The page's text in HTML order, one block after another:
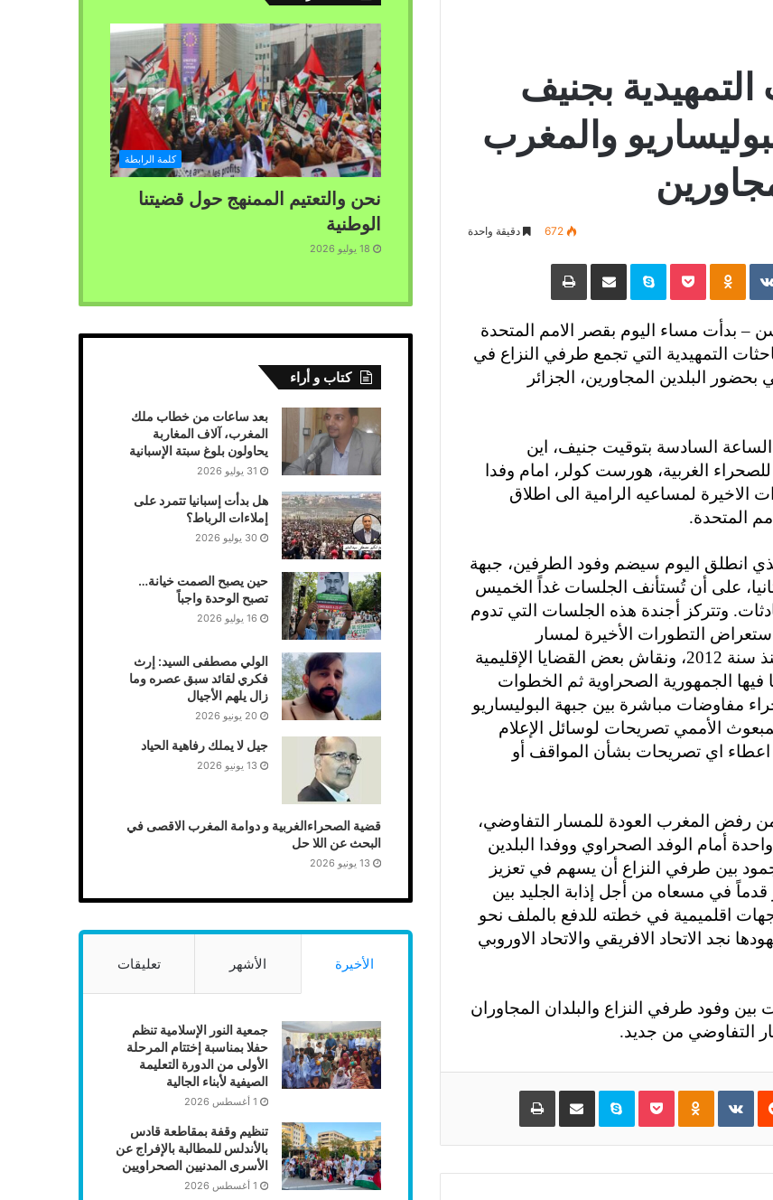
بجنيف
والمغرب
672 دقيقة واحدة
‏VKontakte
Pocket
Skype مشاركة عبر البريد
– بدأت مساء اليوم بقصر الامم المتحدة
التمهيدية التي تجمع طرفي النزاع في
بحضور البلدين المجاورين، الجزائر
السادسة بتوقيت جنيف، اين
الغربية، هورست كولر، امام وفدا
الاخيرة لمساعيه الرامية الى اطلاق
المتحدة.
انطلق اليوم سيضم وفود الطرفين، جبهة
على أن تُستأنف الجلسات غداً الخميس
وتتركز أجندة هذه الجلسات التي تدوم
التطورات الأخيرة لمسار
المفاوضات بين البوليساريو والمغرب المتوقف منذ سنة 2012، ونقاش بعض القضايا الإقليمية
فيها الجمهورية الصحراوية ثم الخطوات
مفاوضات مباشرة بين جبهة البوليساريو
الأممي تصريحات لوسائل الإعلام
اعطاء اي تصريحات بشأن المواقف أو
رفض المغرب العودة للمسار التفاوضي،
أمام الوفد الصحراوي ووفدا البلدين
بين طرفي النزاع أن يسهم في تعزيز
في مسعاه من أجل إذابة الجليد بين
اقلميمية في خطته للدفع بالملف نحو
نجد الاتحاد الافريقي والاتحاد الاوروبي
وفود طرفي النزاع والبلدان المجاوران
التفاوضي من جديد.
‏Reddit
‏VKontakte
Pocket
Skype مشاركة عبر البريد
كلمة الرابطة
نحن والتعتيم الممنهج حول قضيتنا
الوطنية
18 يوليو 2026
كتاب و أراء
بعد ساعات من خطاب ملك
المغرب، آلاف المغاربة
يحاولون بلوغ سبتة الإسبانية
31 يوليو 2026
هل بدأت إسبانيا تتمرد على
إملاءات الرباط؟
30 يوليو 2026
حين يصبح الصمت خيانة…
تصبح الوحدة واجباً
16 يوليو 2026
الولي مصطفى السيد: إرث
فكري لقائد سبق عصره وما
زال يلهم الأجيال
20 يونيو 2026
جيل لا يملك رفاهية الحياد
13 يونيو 2026
قضية الصحراءالغربية و دوامة المغرب الاقصى في
البحث عن اللا حل
13 يونيو 2026
الأخيرة الأشهر تعليقات
جمعية النور الإسلامية تنظم
حفلا بمناسبة إختتام المرحلة
الأولى من الدورة التعليمة
الصيفية لأبناء الجالية
1 أغسطس 2026
تنظيم وقفة بمقاطعة قادس
بالأندلس للمطالبة بالإفراج عن
الأسرى المدنيين الصحراويين
1 أغسطس 2026